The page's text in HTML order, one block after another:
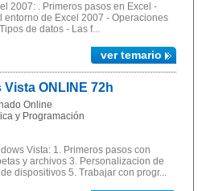
2007: . Primeros pasos en Excel -
entorno de Excel 2007 - Operaciones
de datos - Las f...
ver temario
Vista ONLINE 72h
Online
y Programación
Vista: 1. Primeros pasos con
y archivos 3. Personalizacion de
dispositivos 5. Trabajar con progr...